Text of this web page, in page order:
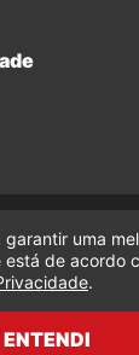
Marvel, uma
Enterprises.
fabiolobo
uma
de acordo
.
ENTENDI